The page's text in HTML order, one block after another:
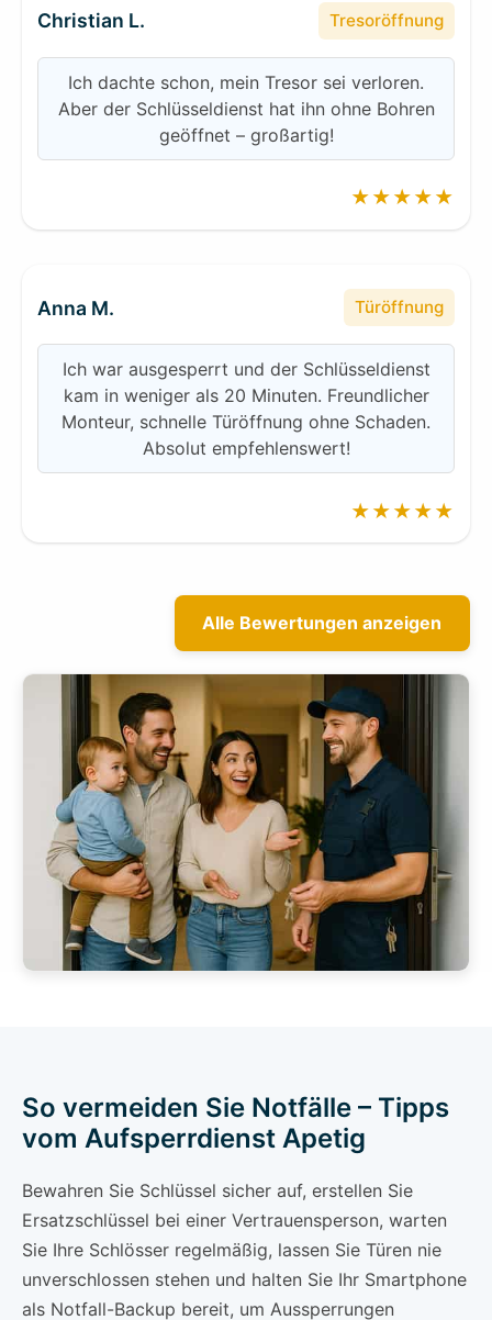
Christian L. Tresoröffnung
Ich dachte schon, mein Tresor sei verloren.
Aber der Schlüsseldienst hat ihn ohne Bohren
geöffnet – großartig!
★★★★★
Anna M. Türöffnung
Ich war ausgesperrt und der Schlüsseldienst
kam in weniger als 20 Minuten. Freundlicher
Monteur, schnelle Türöffnung ohne Schaden.
Absolut empfehlenswert!
★★★★★
Alle Bewertungen anzeigen
So vermeiden Sie Notfälle – Tipps
vom Aufsperrdienst Apetig
Bewahren Sie Schlüssel sicher auf, erstellen Sie
Ersatzschlüssel bei einer Vertrauensperson, warten
Sie Ihre Schlösser regelmäßig, lassen Sie Türen nie
unverschlossen stehen und halten Sie Ihr Smartphone
als Notfall-Backup bereit, um Aussperrungen